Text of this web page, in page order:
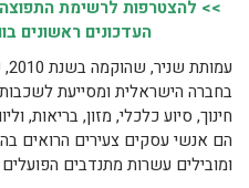
>> להצטרפות לרשימת
העדכונים ראשונים
בחברה הישראלית ומסייעת
חינוך, סיוע כלכלי, מזון, בריאות,
הם אנשי עסקים צעירים הרואים
ומובילים עשרות מתנדבים